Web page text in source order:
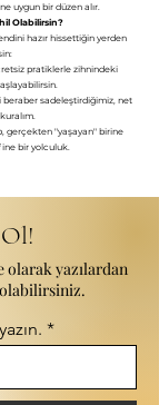
uygun bir düzen alır.
Olabilirsin?
hazır hissettiğin yerden
pratiklerle zihnindeki
beraber sadeleştirdiğimiz, net
gerçekten "yaşayan" birine
bir yolculuk.
olarak yazılardan